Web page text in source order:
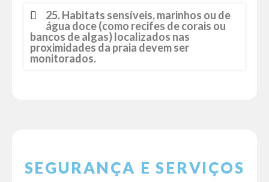
25. Habitats sensíveis, marinhos ou de
água doce (como recifes de corais ou
bancos de algas) localizados nas
proximidades da praia devem ser
monitorados.
SEGURANÇA E SERVIÇOS